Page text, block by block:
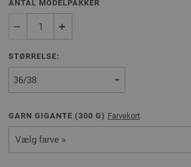
ANTAL MODELPAKKER
STØRRELSE:
GARN GIGANTE (300 G) Farvekort
Vælg farve »